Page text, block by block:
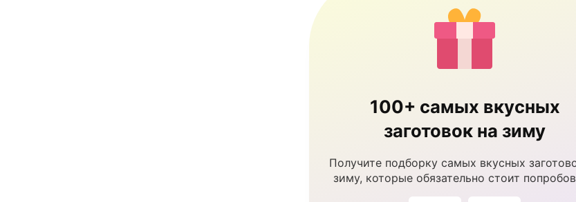
100+ самых вкусных
заготовок на зиму
Получите подборку самых вкусных
зиму, которые обязательно стоит